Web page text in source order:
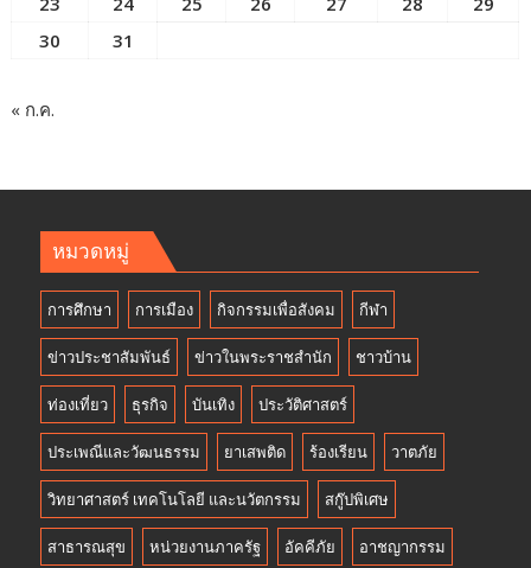
30
31
« ก.ค.
หมวดหมู่
การศึกษา การเมือง กิจกรรมเพื่อสังคม กีฬา
ข่าวประชาสัมพันธ์ ข่าวในพระราชสำนัก ชาวบ้าน
ท่องเที่ยว ธุรกิจ บันเทิง ประวัติศาสตร์
ประเพณีและวัฒนธรรม ยาเสพติด ร้องเรียน วาตภัย
วิทยาศาสตร์ เทคโนโลยี และนวัตกรรม สกู๊ปพิเศษ
สาธารณสุข หน่วยงานภาครัฐ อัคคีภัย อาชญากรรม